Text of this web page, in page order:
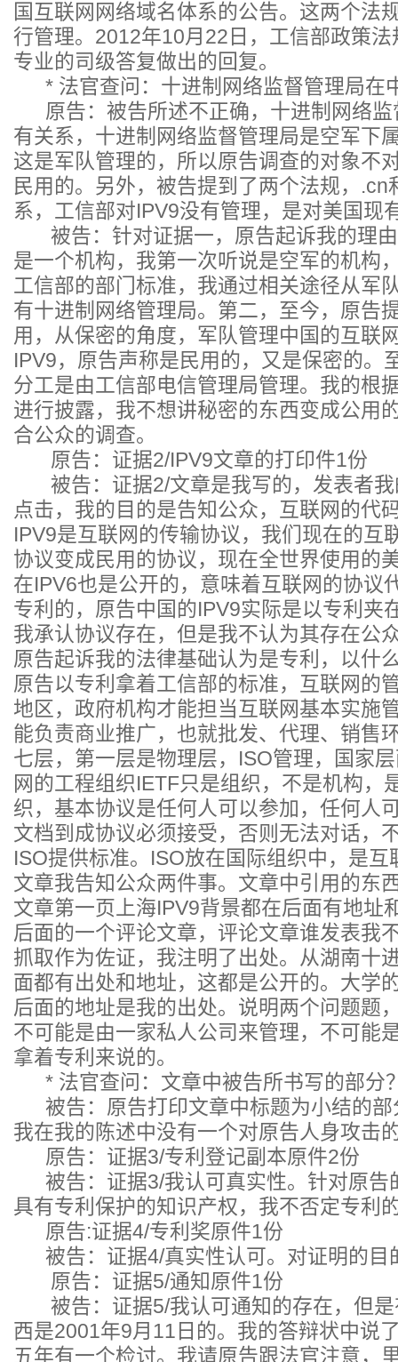
国互联网网络域名体系的公告。这两个法
行管理。2012年10月22日，工信部政策
专业的司级答复做出的回复。
* 法官查问：十进制网络监督管理局在
原告：被告所述不正确，十进制网络监
有关系，十进制网络监督管理局是空军下
这是军队管理的，所以原告调查的对象不
民用的。另外，被告提到了两个法规，
系，工信部对IPV9没有管理，是对美国现
被告：针对证据一，原告起诉我的理由
是一个机构，我第一次听说是空军的机构
工信部的部门标准，我通过相关途径从军
有十进制网络管理局。第二，至今，原告
用，从保密的角度，军队管理中国的互联
IPV9，原告声称是民用的，又是保密的。
分工是由工信部电信管理局管理。我的根
进行披露，我不想讲秘密的东西变成公用
合公众的调查。
原告：证据2/IPV9文章的打印件1份
被告：证据2/文章是我写的，发表者我
点击，我的目的是告知公众，互联网的代
IPV9是互联网的传输协议，我们现在的互
协议变成民用的协议，现在全世界使用的
在IPV6也是公开的，意味着互联网的协议
专利的，原告中国的IPV9实际是以专利夹
我承认协议存在，但是我不认为其存在公
原告起诉我的法律基础认为是专利，以什
原告以专利拿着工信部的标准，互联网的
地区，政府机构才能担当互联网基本实施
能负责商业推广，也就批发、代理、销售
七层，第一层是物理层，ISO管理，国家
网的工程组织IETF只是组织，不是机构，
织，基本协议是任何人可以参加，任何人
文档到成协议必须接受，否则无法对话，
ISO提供标准。ISO放在国际组织中，是
文章我告知公众两件事。文章中引用的东
文章第一页上海IPV9背景都在后面有地址
后面的一个评论文章，评论文章谁发表我
抓取作为佐证，我注明了出处。从湖南十
面都有出处和地址，这都是公开的。大学
后面的地址是我的出处。说明两个问题题
不可能是由一家私人公司来管理，不可能
拿着专利来说的。
* 法官查问：文章中被告所书写的部分
被告：原告打印文章中标题为小结的部
我在我的陈述中没有一个对原告人身攻击
原告：证据3/专利登记副本原件2份
被告：证据3/我认可真实性。针对原告
具有专利保护的知识产权，我不否定专利
原告:证据4/专利奖原件1份
被告：证据4/真实性认可。对证明的目
原告：证据5/通知原件1份
被告：证据5/我认可通知的存在，但是
西是2001年9月11日的。我的答辩状中说
五年有一个检讨。我请原告跟法官注意，